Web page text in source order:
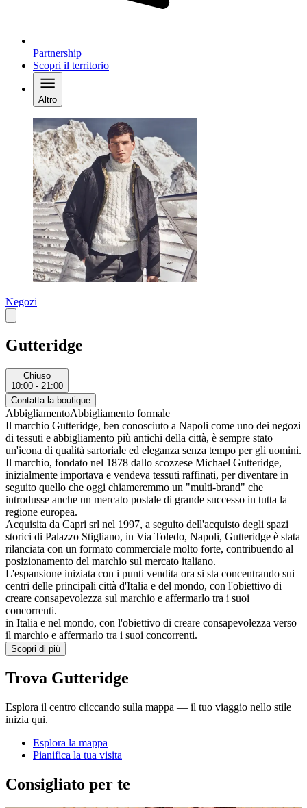
Partnership
Scopri il territorio
Altro
Negozi
Gutteridge
Chiuso
10:00 - 21:00
Contatta la boutique
AbbigliamentoAbbigliamento formale
Il marchio Gutteridge, ben conosciuto a Napoli come uno dei negozi
di tessuti e abbigliamento più antichi della città, è sempre stato
un'icona di qualità sartoriale ed eleganza senza tempo per gli uomini.
Il marchio, fondato nel 1878 dallo scozzese Michael Gutteridge,
inizialmente importava e vendeva tessuti raffinati, per diventare in
seguito quello che oggi chiameremmo un "multi-brand" che
introdusse anche un mercato postale di grande successo in tutta la
regione europea.
Acquisita da Capri srl nel 1997, a seguito dell'acquisto degli spazi
storici di Palazzo Stigliano, in Via Toledo, Napoli, Gutteridge è stata
rilanciata con un formato commerciale molto forte, contribuendo al
posizionamento del marchio sul mercato italiano.
L'espansione iniziata con i punti vendita ora si sta concentrando sui
centri delle principali città d'Italia e del mondo, con l'obiettivo di
creare consapevolezza sul marchio e affermarlo tra i suoi
concorrenti.
in Italia e nel mondo, con l'obiettivo di creare consapevolezza verso
il marchio e affermarlo tra i suoi concorrenti.
Scopri di più
Trova Gutteridge
Esplora il centro cliccando sulla mappa — il tuo viaggio nello stile
inizia qui.
Esplora la mappa
Pianifica la tua visita
Consigliato per te